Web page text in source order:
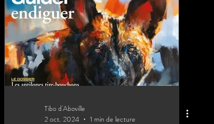
Tibo d'Aboville
2 oct. 2024
1 min de lecture